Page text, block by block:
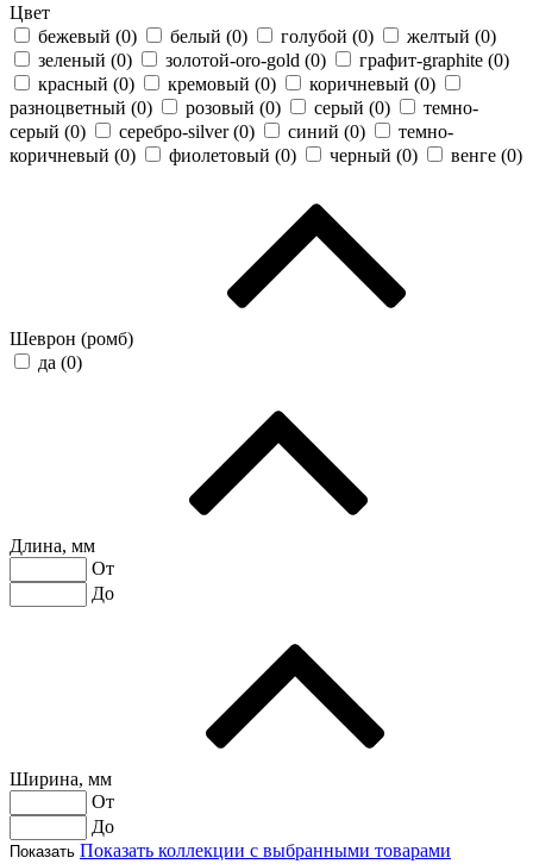
Цвет
бежевый (0) белый (0) голубой (0) желтый (0)
зеленый (0) золотой-oro-gold (0) графит-graphite (0)
красный (0) кремовый (0) коричневый (0)
разноцветный (0) розовый (0) серый (0)
темно-
серый (0) серебро-silver (0) синий (0)
темно-
коричневый (0) фиолетовый (0) черный (0) венге (0)
Шеврон (ромб)
да (0)
Длина, мм
От
До
Ширина, мм
От
До
Показать Показать коллекции с выбранными товарами